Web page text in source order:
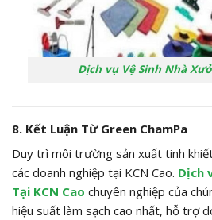
Dịch vụ Vệ Sinh Nhà
8. Kết Luận Từ Green ChamPa
Duy trì môi trường sản xuất tinh
các doanh nghiệp tại KCN Cao. Dịch
Tại KCN Cao chuyên nghiệp của
hiệu suất làm sạch cao nhất, hỗ trợ